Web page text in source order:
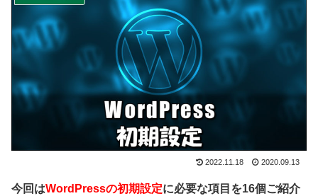
2022.11.18 2020.09.13
今回はWordPressの初期設定に必要な項目を16個ご紹介